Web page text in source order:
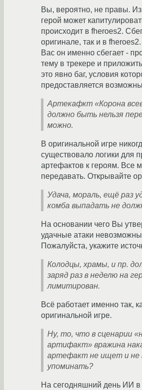
Вы, вероятно, не правы.
герой может
происходит в fheroes2.
оригинале, так и в
Вас он именно сбегает -
тему в трекере и
это явно баг, условия
предоставляется
Артекафкт «Корона
должно быть нельзя
можно.
В оригинальной игре
существовало логики для
артефактов к героям. Все
передавать. Открывайте
Удача, мораль, ещё раз
комба выпадать не
На основании чего Вы
удачные атаки
Пожалуйста, укажите
Колодцы, храмы, и пр.
заряд раз в неделю на
лимитирован.
Всё работает именно так,
оригинальной игре.
Ну, то, что в сценарии
артифакт» вражина
артефакт не ищет и не
упоминать?
На сегодняшний день ИИ в